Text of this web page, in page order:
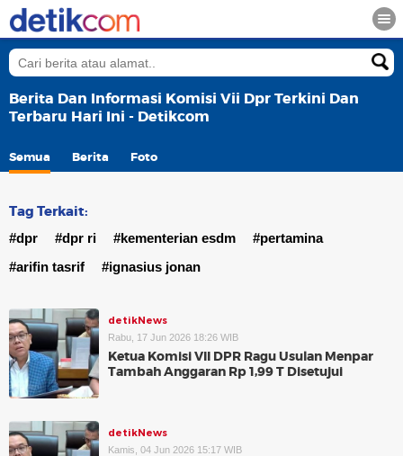
Berita Dan Informasi Komisi Vii Dpr Terkini Dan
Terbaru Hari Ini - Detikcom
Semua Berita Foto
Tag Terkait:
#dpr #dpr ri #kementerian esdm
#pertamina
#arifin tasrif
#ignasius jonan
detikNews
Rabu, 17 Jun 2026 18:26 WIB
Ketua Komisi VII DPR Ragu Usulan Menpar
Tambah Anggaran Rp 1,99 T Disetujui
detikNews
Kamis, 04 Jun 2026 15:17 WIB